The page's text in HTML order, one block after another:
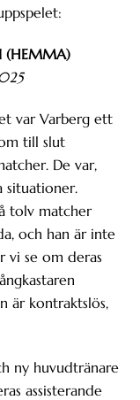
(HEMMA)
var Varberg ett
till slut
De var,
situationer.
tolv matcher
och han är inte
vi se om deras
är kontraktslös,
ny huvudtränare
assisterande